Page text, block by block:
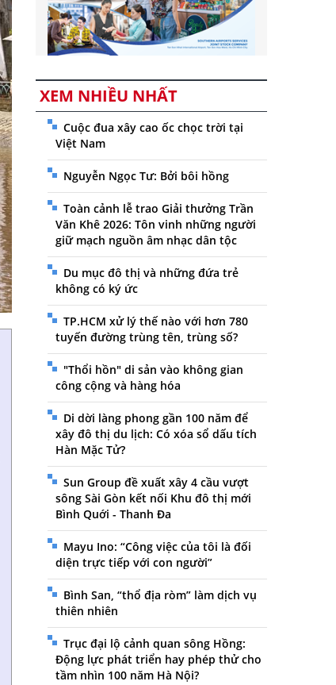
XEM NHIỀU NHẤT
Cuộc đua xây cao ốc chọc trời tại
Việt Nam
Nguyễn Ngọc Tư: Bởi bôi hồng
Toàn cảnh lễ trao Giải thưởng Trần
Văn Khê 2026: Tôn vinh những người
giữ mạch nguồn âm nhạc dân tộc
Du mục đô thị và những đứa trẻ
không có ký ức
TP.HCM xử lý thế nào với hơn 780
tuyến đường trùng tên, trùng số?
"Thổi hồn" di sản vào không gian
công cộng và hàng hóa
Di dời làng phong gần 100 năm để
xây đô thị du lịch: Có xóa sổ dấu tích
Hàn Mặc Tử?
Sun Group đề xuất xây 4 cầu vượt
sông Sài Gòn kết nối Khu đô thị mới
Bình Quới - Thanh Đa
Mayu Ino: “Công việc của tôi là đối
diện trực tiếp với con người”
Bình San, “thổ địa ròm” làm dịch vụ
thiên nhiên
Trục đại lộ cảnh quan sông Hồng:
Động lực phát triển hay phép thử cho
tầm nhìn 100 năm Hà Nội?